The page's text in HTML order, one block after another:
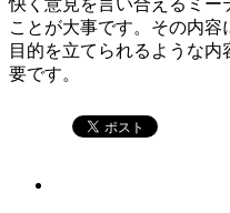
快く意見を言い合えるミー
ことが大事です。その内
目的を立てられるような
要です。